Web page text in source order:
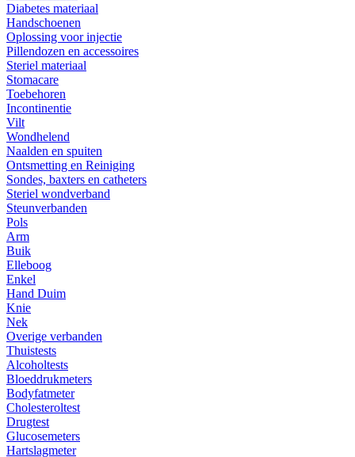
Diabetes materiaal
Handschoenen
Oplossing voor injectie
Pillendozen en accessoires
Steriel materiaal
Stomacare
Toebehoren
Incontinentie
Vilt
Wondhelend
Naalden en spuiten
Ontsmetting en Reiniging
Sondes, baxters en catheters
Steriel wondverband
Steunverbanden
Pols
Arm
Buik
Elleboog
Enkel
Hand Duim
Knie
Nek
Overige verbanden
Thuistests
Alcoholtests
Bloeddrukmeters
Bodyfatmeter
Cholesteroltest
Drugtest
Glucosemeters
Hartslagmeter